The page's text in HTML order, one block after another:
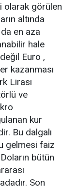
olarak görülen
altında
en aza
hale
Euro ,
kazanması
Lirası
ve
kur
Bu dalgalı
gelmesi faiz
bütün
Son